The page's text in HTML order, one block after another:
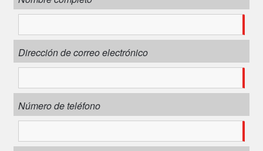
Dirección de correo electrónico
Número de teléfono